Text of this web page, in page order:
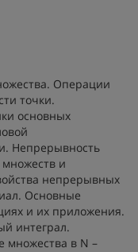
Операции
точки.
основных
Непрерывность
и
непрерывных
Основные
и их приложения.
интеграл.
множества в N –